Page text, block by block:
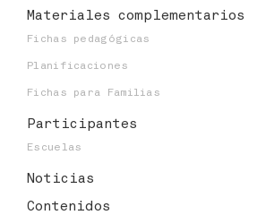
Materiales complementarios
Fichas pedagógicas
Planificaciones
Fichas para Familias
Participantes
Escuelas
Noticias
Contenidos